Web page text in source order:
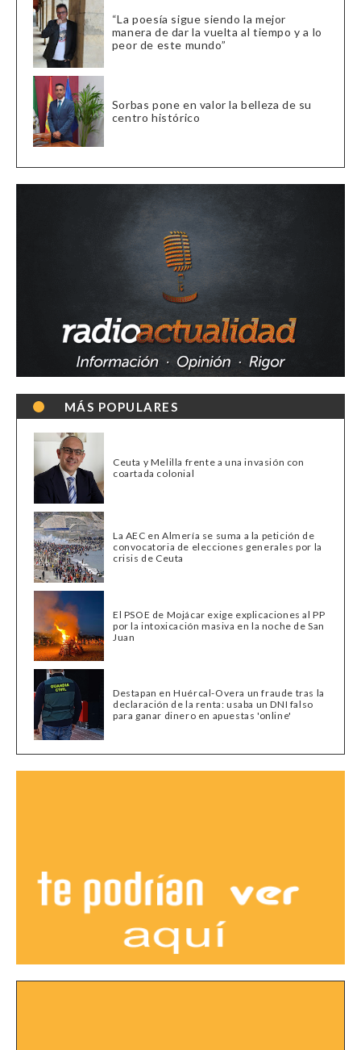
“La poesía sigue siendo la mejor
manera de dar la vuelta al tiempo y a lo
peor de este mundo”
Sorbas pone en valor la belleza de su
centro histórico
MÁS POPULARES
Ceuta y Melilla frente a una invasión con
coartada colonial
La AEC en Almería se suma a la petición de
convocatoria de elecciones generales por la
crisis de Ceuta
El PSOE de Mojácar exige explicaciones al PP
por la intoxicación masiva en la noche de San
Juan
Destapan en Huércal-Overa un fraude tras la
declaración de la renta: usaba un DNI falso
para ganar dinero en apuestas 'online'